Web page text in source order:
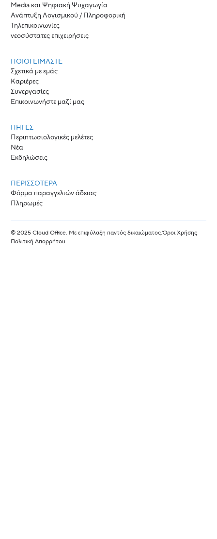
Media και Ψηφιακή Ψυχαγωγία
Ανάπτυξη Λογισμικού / Πληροφορική
Τηλεπικοινωνίες
νεοσύστατες επιχειρήσεις
ΠΟΙΟΙ ΕΊΜΑΣΤΕ
Σχετικά με εμάς
Καριέρες
Συνεργασίες
Επικοινωνήστε μαζί μας
ΠΗΓΈΣ
Περιπτωσιολογικές μελέτες
Νέα
Εκδηλώσεις
ΠΕΡΙΣΣΟΤΕΡΑ
Φόρμα παραγγελιών άδειας
Πληρωμές
© 2025 Cloud Office. Με επιφύλαξη παντός δικαιώματος.Όροι Χρήσης
Πολιτική Απορρήτου